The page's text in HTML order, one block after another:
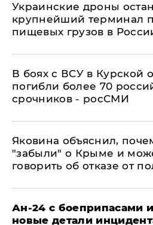
Украинские дроны
крупнейший терминал
пищевых грузов в
В боях с ВСУ в Курской
погибли более 70
срочников - росСМИ
Яковина объяснил,
"забыли" о Крыме и
говорить об отказе от
Ан-24 с боеприпасами
новые детали